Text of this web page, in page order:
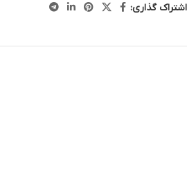
اشتراک گذاری: